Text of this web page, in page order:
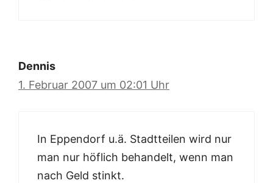
Dennis
1. Februar 2007 um 02:01 Uhr
In Eppendorf u.ä. Stadtteilen wird nur
man nur höflich behandelt, wenn man
nach Geld stinkt.